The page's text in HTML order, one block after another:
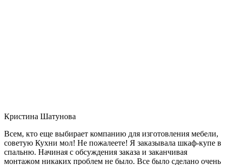
Кристина Шатунова
Всем, кто еще выбирает компанию для изготовления мебели,
советую Кухни мол! Не пожалеете! Я заказывала шкаф-купе в
спальню. Начиная с обсуждения заказа и заканчивая
монтажом никаких проблем не было. Все было сделано очень